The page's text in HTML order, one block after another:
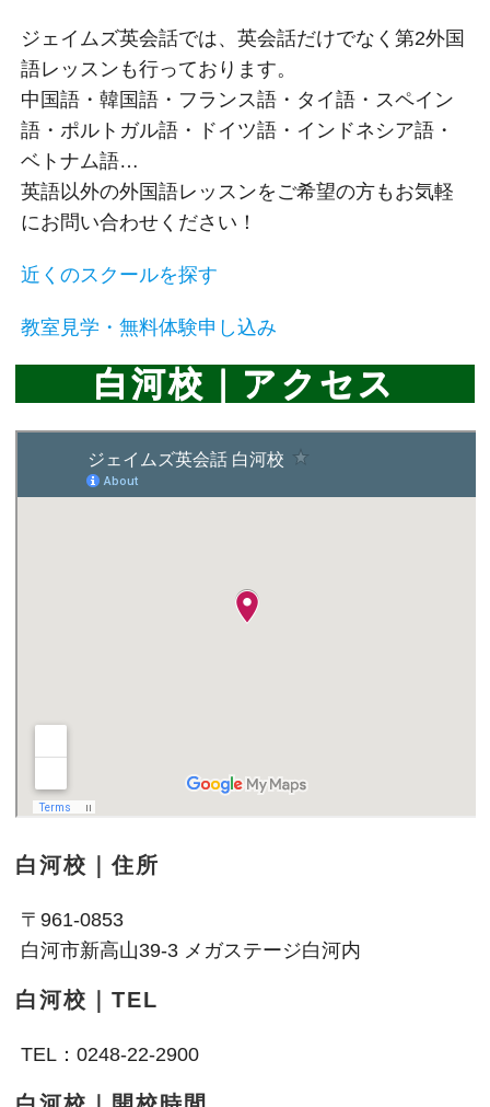
ジェイムズ英会話では、英会話だけでなく第2外国
語レッスンも行っております。
中国語・韓国語・フランス語・タイ語・スペイン
語・ポルトガル語・ドイツ語・インドネシア語・
ベトナム語…
英語以外の外国語レッスンをご希望の方もお気軽
にお問い合わせください！
近くのスクールを探す
教室見学・無料体験申し込み
白河校｜アクセス
白河校｜住所
〒961-0853
白河市新高山39-3 メガステージ白河内
白河校｜TEL
TEL：0248-22-2900